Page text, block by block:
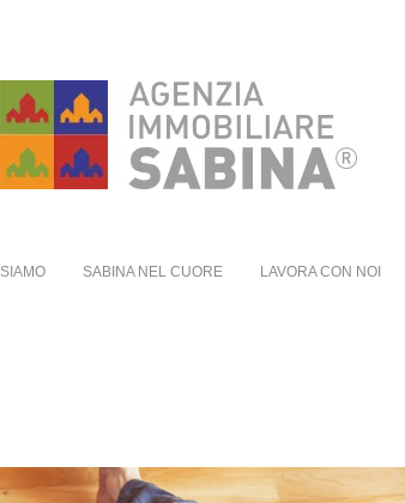
SABINA NEL CUORE LAVORA CON NOI